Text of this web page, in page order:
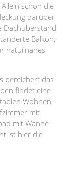
schon die
darüber
Dachüberstand
Balkon,
naturnahes
bereichert das
findet eine
Wohnen
mit
mit Wanne
ist hier die